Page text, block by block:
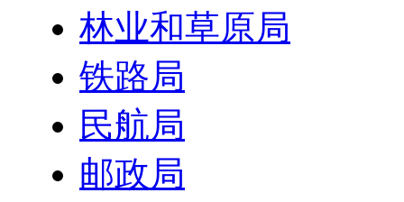
林业和草原局
铁路局
民航局
邮政局